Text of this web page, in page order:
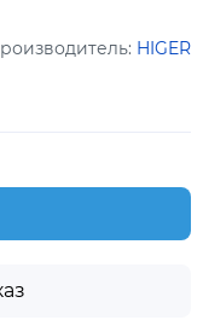
HIGER